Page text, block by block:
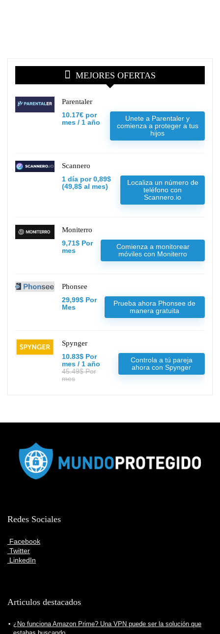
MEJORES OFERTAS
Parentaler
10.17€ por
mes / 1 año
Unete a Parentaler y
comienza a proteger a tus
hijos
Scannero
1 día por 0,89$
(49,8$ al mes)
Localiza un número de
teléfono con
Scannero.io
Moniterro
9,71$ Por
mes
Comienza a monitorear
móviles con Moniterro
Phonsee
29,99$ Por
Mes
Prueba ahora Phonsee de
manera gratuita
Spynger
10.83$ Por
mes / 1 año
45.49$ Por
mes
Controla a tú pareja
ahora con Spynger
Redes Sociales
Facebook
Twitter
LinkedIn
Articulos destacados
¿No funciona Amazon Prime? Una VPN puede ser la solución que